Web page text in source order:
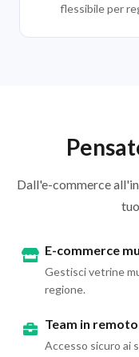
flessibile per
Dall'e-commerce
E-commerce
Gestisci vetrine
regione.
Team in remoto
Accesso sicuro ai